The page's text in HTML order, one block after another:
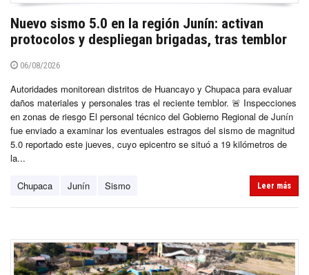
Nuevo sismo 5.0 en la región Junín: activan
protocolos y despliegan brigadas, tras temblor
06/08/2026
Autoridades monitorean distritos de Huancayo y Chupaca para evaluar
daños materiales y personales tras el reciente temblor. 🚨 Inspecciones
en zonas de riesgo El personal técnico del Gobierno Regional de Junín
fue enviado a examinar los eventuales estragos del sismo de magnitud
5.0 reportado este jueves, cuyo epicentro se situó a 19 kilómetros de
la...
Chupaca Junín Sismo Leer más